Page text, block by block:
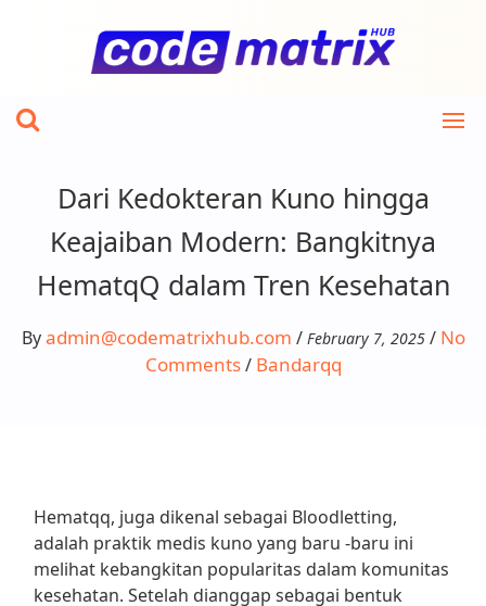
Dari Kedokteran Kuno hingga
Keajaiban Modern: Bangkitnya
HematqQ dalam Tren Kesehatan
Byadmin@codematrixhub.com / February 7, 2025/ No
Comments/ Bandarqq
Hematqq, juga dikenal sebagai Bloodletting,
adalah praktik medis kuno yang baru -baru ini
melihat kebangkitan popularitas dalam komunitas
kesehatan. Setelah dianggap sebagai bentuk